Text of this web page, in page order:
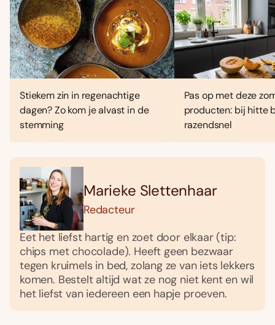
Stiekem zin in regenachtige
dagen? Zo kom je alvast in de
stemming
Pas op met deze
producten: bij hitte
razendsnel
Marieke Slettenhaar
Redacteur
Eet het liefst hartig en zoet door elkaar (tip:
chips met chocolade). Heeft geen bezwaar
tegen kruimels in bed, zolang ze van iets lekkers
komen. Bestelt altijd wat ze nog niet kent en wil
het liefst van iedereen een hapje proeven.